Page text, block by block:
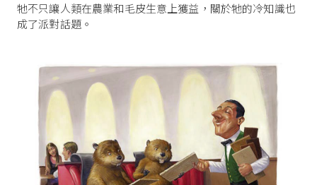
牠不只讓人類在農業和毛皮生意上獲益，關於牠的冷知識也
成了派對話題。